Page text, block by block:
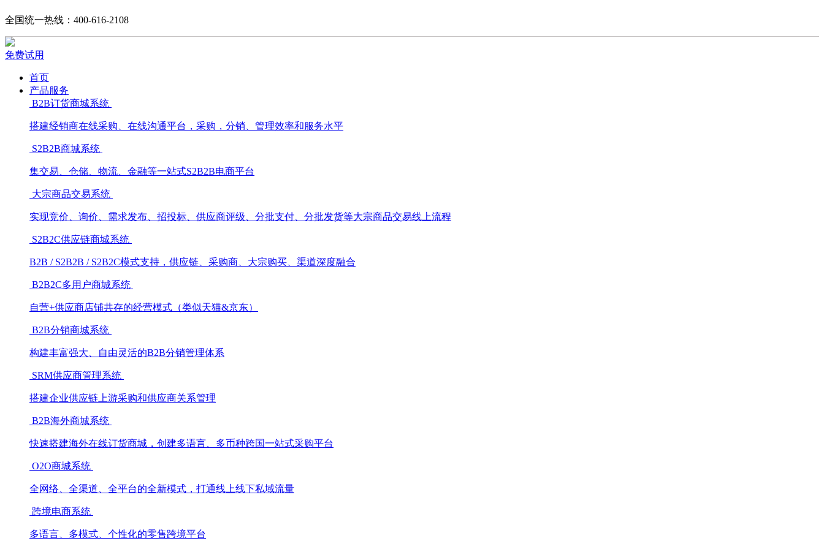
全国统一热线：400-616-2108
免费试用
首页
产品服务
B2B订货商城系统
搭建经销商在线采购、在线沟通平台，采购，分销、管理效率和服务水平
S2B2B商城系统
集交易、仓储、物流、金融等一站式S2B2B电商平台
大宗商品交易系统
实现竞价、询价、需求发布、招投标、供应商评级、分批支付、分批发货等大宗商品交易线上流程
S2B2C供应链商城系统
B2B / S2B2B / S2B2C模式支持，供应链、采购商、大宗购买、渠道深度融合
B2B2C多用户商城系统
自营+供应商店铺共存的经营模式（类似天猫&京东）
B2B分销商城系统
构建丰富强大、自由灵活的B2B分销管理体系
SRM供应商管理系统
搭建企业供应链上游采购和供应商关系管理
B2B海外商城系统
快速搭建海外在线订货商城，创建多语言、多币种跨国一站式采购平台
O2O商城系统
全网络、全渠道、全平台的全新模式，打通线上线下私域流量
跨境电商系统
多语言、多模式、个性化的零售跨境平台